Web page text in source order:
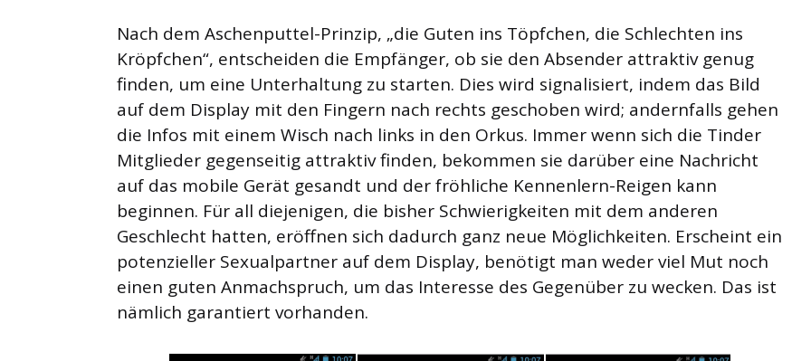
Nach dem Aschenputtel-Prinzip, „die Guten ins Töpfchen, die Schlechten ins
Kröpfchen“, entscheiden die Empfänger, ob sie den Absender attraktiv genug
finden, um eine Unterhaltung zu starten. Dies wird signalisiert, indem das Bild
auf dem Display mit den Fingern nach rechts geschoben wird; andernfalls gehen
die Infos mit einem Wisch nach links in den Orkus. Immer wenn sich die Tinder
Mitglieder gegenseitig attraktiv finden, bekommen sie darüber eine Nachricht
auf das mobile Gerät gesandt und der fröhliche Kennenlern-Reigen kann
beginnen. Für all diejenigen, die bisher Schwierigkeiten mit dem anderen
Geschlecht hatten, eröffnen sich dadurch ganz neue Möglichkeiten. Erscheint ein
potenzieller Sexualpartner auf dem Display, benötigt man weder viel Mut noch
einen guten Anmachspruch, um das Interesse des Gegenüber zu wecken. Das ist
nämlich garantiert vorhanden.